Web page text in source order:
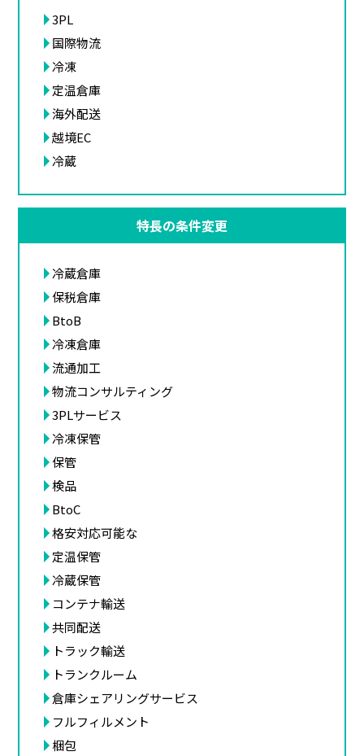
3PL
国際物流
冷凍
定温倉庫
海外配送
越境EC
冷蔵
特長の条件変更
冷蔵倉庫
保税倉庫
BtoB
冷凍倉庫
流通加工
物流コンサルティング
3PLサービス
冷凍保管
保管
検品
BtoC
格安対応可能な
定温保管
冷蔵保管
コンテナ輸送
共同配送
トラック輸送
トランクルーム
倉庫シェアリングサービス
フルフィルメント
梱包